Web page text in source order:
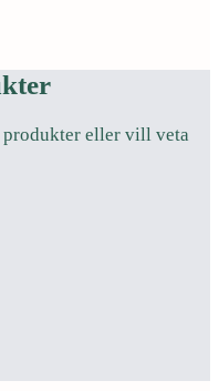
eller vill veta